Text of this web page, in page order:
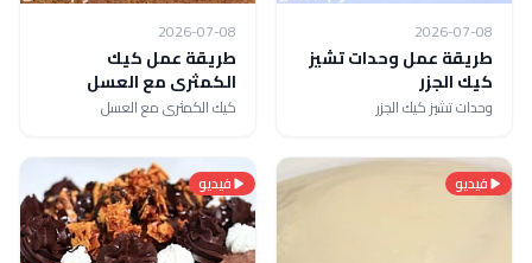
2026-07-08
طريقة عمل وحدات تشيز
كيك الجزر
وحدات تشيز كيك الجزر
2026-07-08
طريقة عمل كيك
الكمثرى مع العسل
كيك الكمثرى مع العسل
فيديو فيديو